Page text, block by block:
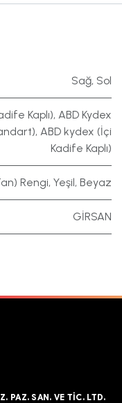
Sağ, Sol
Kaplı), ABD Kydex
, ABD kydex (İçi
Kadife Kaplı)
Rengi, Yeşil, Beyaz
GİRSAN
PAZ. SAN. VE TIC. LTD.